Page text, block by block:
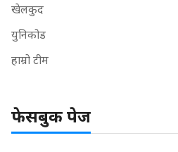
खेलकुद
युनिकोड
हाम्रो टीम
फेसबुक पेज